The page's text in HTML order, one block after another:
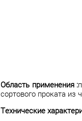
Область применения :
сортового проката из
Технические